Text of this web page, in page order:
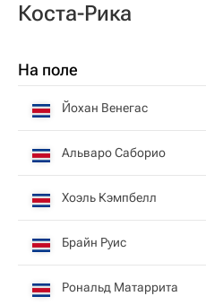
Коста-Рика
На поле
Йохан Венегас
Альваро Саборио
Хоэль Кэмпбелл
Брайн Руис
Рональд Матаррита